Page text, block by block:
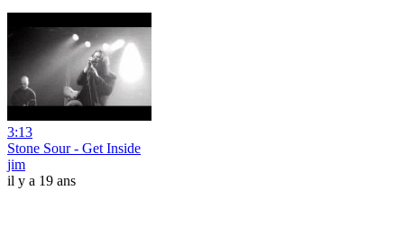
3:13
Stone Sour - Get Inside
jim
il y a 19 ans